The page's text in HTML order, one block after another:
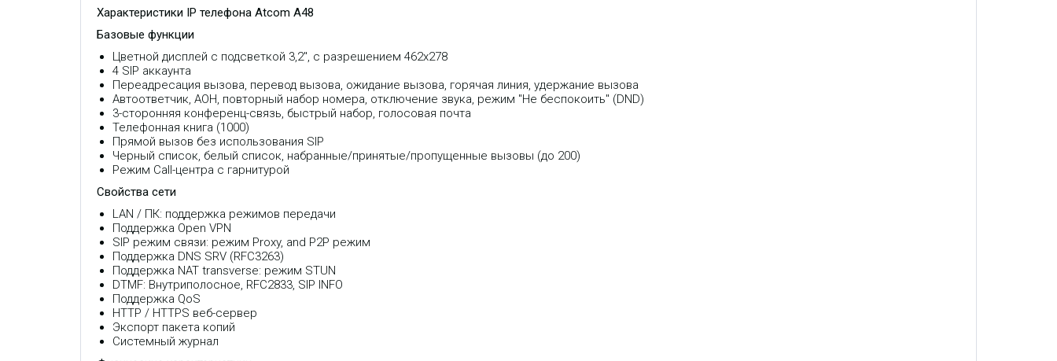
Характеристики IP телефона Atcom A48
Базовые функции
Цветной дисплей с подсветкой 3,2", с разрешением 462х278
4 SIP аккаунта
Переадресация вызова, перевод вызова, ожидание вызова, горячая линия, удержание вызова
Автоответчик, АОН, повторный набор номера, отключение звука, режим "He беспокоить" (DND)
3-сторонняя конференц-связь, быстрый набор, голосовая почта
Телефонная книга (1000)
Прямой вызов без использования SIP
Черный список, белый список, набранные/принятые/пропущенные вызовы (до 200)
Режим Call-центра с гарнитурой
Свойства сети
LAN / ПК: поддержка режимов передачи
Поддержка Open VPN
SIP режим связи: режим Proxy, and P2P режим
Поддержка DNS SRV (RFC3263)
Поддержка NAT transverse: режим STUN
DTMF: Внутриполосное, RFC2833, SIP INFO
Поддержка QoS
HTTP / HTTPS веб-сервер
Экспорт пакета копий
Системный журнал